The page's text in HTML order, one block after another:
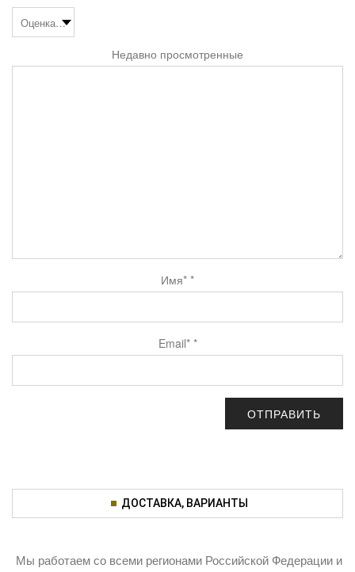
Недавно просмотренные
Имя* *
Email* *
ДОСТАВКА, ВАРИАНТЫ
Мы работаем со всеми регионами Российской Федерации и